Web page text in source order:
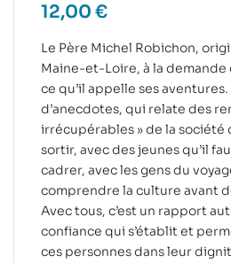
12,00 €
Le Père Michel Robichon,
Maine-et-Loire, à la demande
ce qu’il appelle ses
d’anecdotes, qui relate des
irrécupérables » de la société
sortir, avec des jeunes qu’il
cadrer, avec les gens du
comprendre la culture avant
Avec tous, c’est un rapport
confiance qui s’établit et
ces personnes dans leur